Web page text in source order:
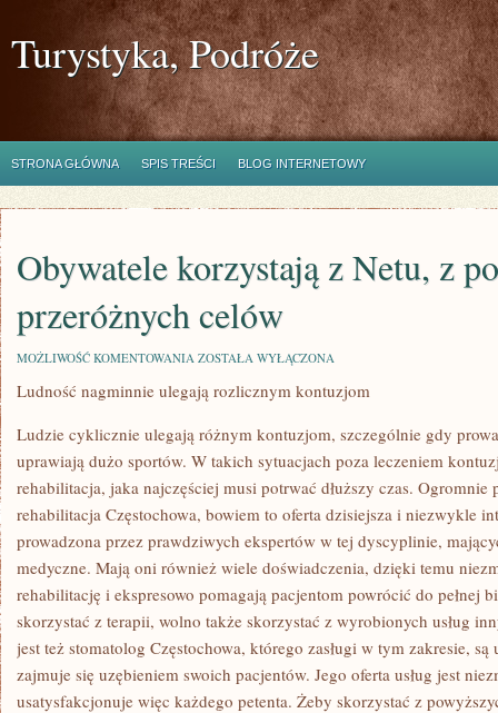
Turystyka, Podróże
STRONA GŁÓWNA SPIS TREŚCI BLOG INTERNETOWY
Obywatele korzystają z Netu, z
przeróżnych celów
MOŻLIWOŚĆ KOMENTOWANIA OBYWATELE
Z
NETU,
POWODU
PRZERÓŻNYCH
ZOSTAŁA WYŁĄCZONA
Ludność nagminnie ulegają rozlicznym kontuzjom
Ludzie cyklicznie ulegają różnym kontuzjom, szczególnie gdy
uprawiają dużo sportów. W takich sytuacjach poza leczeniem
rehabilitacja, jaka najczęściej musi potrwać dłuższy czas.
rehabilitacja Częstochowa, bowiem to oferta dzisiejsza i niezwykle
prowadzona przez prawdziwych ekspertów w tej dyscyplinie,
medyczne. Mają oni również wiele doświadczenia, dzięki temu
rehabilitację i ekspresowo pomagają pacjentom powrócić do pełnej
skorzystać z terapii, wolno także skorzystać z wyrobionych usług
jest też stomatolog Częstochowa, którego zasługi w tym zakresie,
zajmuje się uzębieniem swoich pacjentów. Jego oferta usług jest
usatysfakcjonuje więc każdego petenta. Żeby skorzystać z